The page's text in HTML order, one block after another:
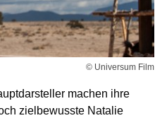
© Universum Film
machen ihre
zielbewusste Natalie